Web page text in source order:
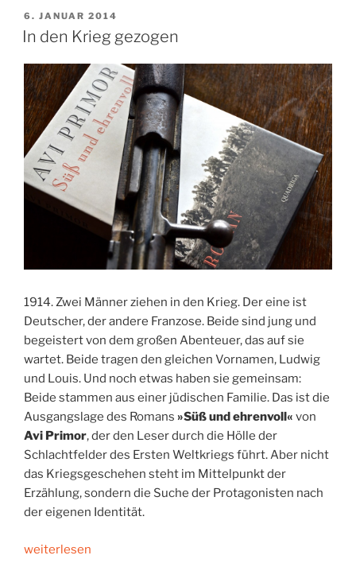
VERÖFFENTLICHT
AM
6. JANUAR 2014
In den Krieg gezogen
1914. Zwei Männer ziehen in den Krieg. Der eine ist
Deutscher, der andere Franzose. Beide sind jung und
begeistert von dem großen Abenteuer, das auf sie
wartet. Beide tragen den gleichen Vornamen, Ludwig
und Louis. Und noch etwas haben sie gemeinsam:
Beide stammen aus einer jüdischen Familie. Das ist die
Ausgangslage des Romans »Süß und ehrenvoll« von
Avi Primor, der den Leser durch die Hölle der
Schlachtfelder des Ersten Weltkriegs führt. Aber nicht
das Kriegsgeschehen steht im Mittelpunkt der
Erzählung, sondern die Suche der Protagonisten nach
der eigenen Identität.
„In
weiterlesen